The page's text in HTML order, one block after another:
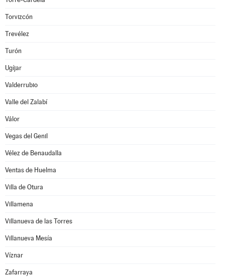
Torvizcón
Trevélez
Turón
Ugíjar
Valderrubio
Valle del Zalabí
Válor
Vegas del Genil
Vélez de Benaudalla
Ventas de Huelma
Villa de Otura
Villamena
Villanueva de las Torres
Villanueva Mesía
Víznar
Zafarraya